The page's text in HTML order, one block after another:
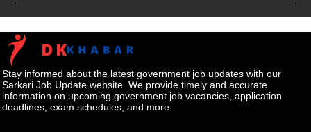
Stay informed about the latest government job updates with our
Sarkari Job Update website. We provide timely and accurate
information on upcoming government job vacancies, application
deadlines, exam schedules, and more.